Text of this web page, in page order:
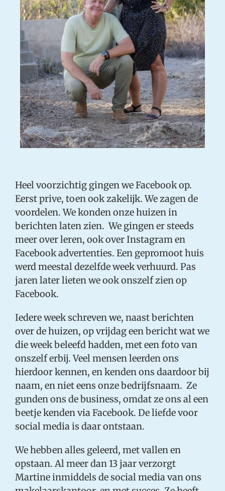
Heel voorzichtig gingen we Facebook op.
Eerst prive, toen ook zakelijk. We zagen de
voordelen. We konden onze huizen in
berichten laten zien. We gingen er steeds
meer over leren, ook over Instagram en
Facebook advertenties. Een gepromoot huis
werd meestal dezelfde week verhuurd. Pas
jaren later lieten we ook onszelf zien op
Facebook.
Iedere week schreven we, naast berichten
over de huizen, op vrijdag een bericht wat we
die week beleefd hadden, met een foto van
onszelf erbij. Veel mensen leerden ons
hierdoor kennen, en kenden ons daardoor bij
naam, en niet eens onze bedrijfsnaam. Ze
gunden ons de business, omdat ze ons al een
beetje kenden via Facebook. De liefde voor
social media is daar ontstaan.
We hebben alles geleerd, met vallen en
opstaan. Al meer dan 13 jaar verzorgt
Martine inmiddels de social media van ons